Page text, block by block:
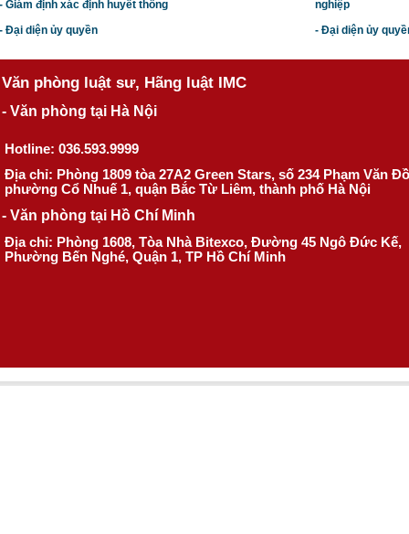
Giám định xác định huyết thống
Đại diện ủy quyền
nghiệp
- Đại diện ủy
Văn phòng luật sư, Hãng luật IMC
- Văn phòng tại Hà Nội
Hotline: 036.593.9999
Địa chỉ: Phòng 1809 tòa 27A2 Green Stars, số 234 Phạm Văn
phường Cổ Nhuế 1, quận Bắc Từ Liêm, thành phố Hà Nội
- Văn phòng tại Hồ Chí Minh
Địa chỉ: Phòng 1608, Tòa Nhà Bitexco, Đường 45 Ngô Đức Kế,
Phường Bến Nghé, Quận 1, TP Hồ Chí Minh